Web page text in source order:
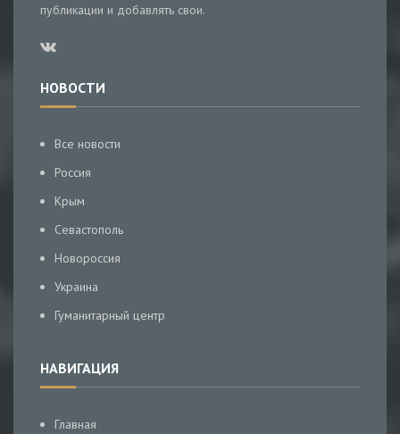
публикации и добавлять свои.
НОВОСТИ
Все новости
Россия
Крым
Севастополь
Новороссия
Украина
Гуманитарный центр
НАВИГАЦИЯ
Главная